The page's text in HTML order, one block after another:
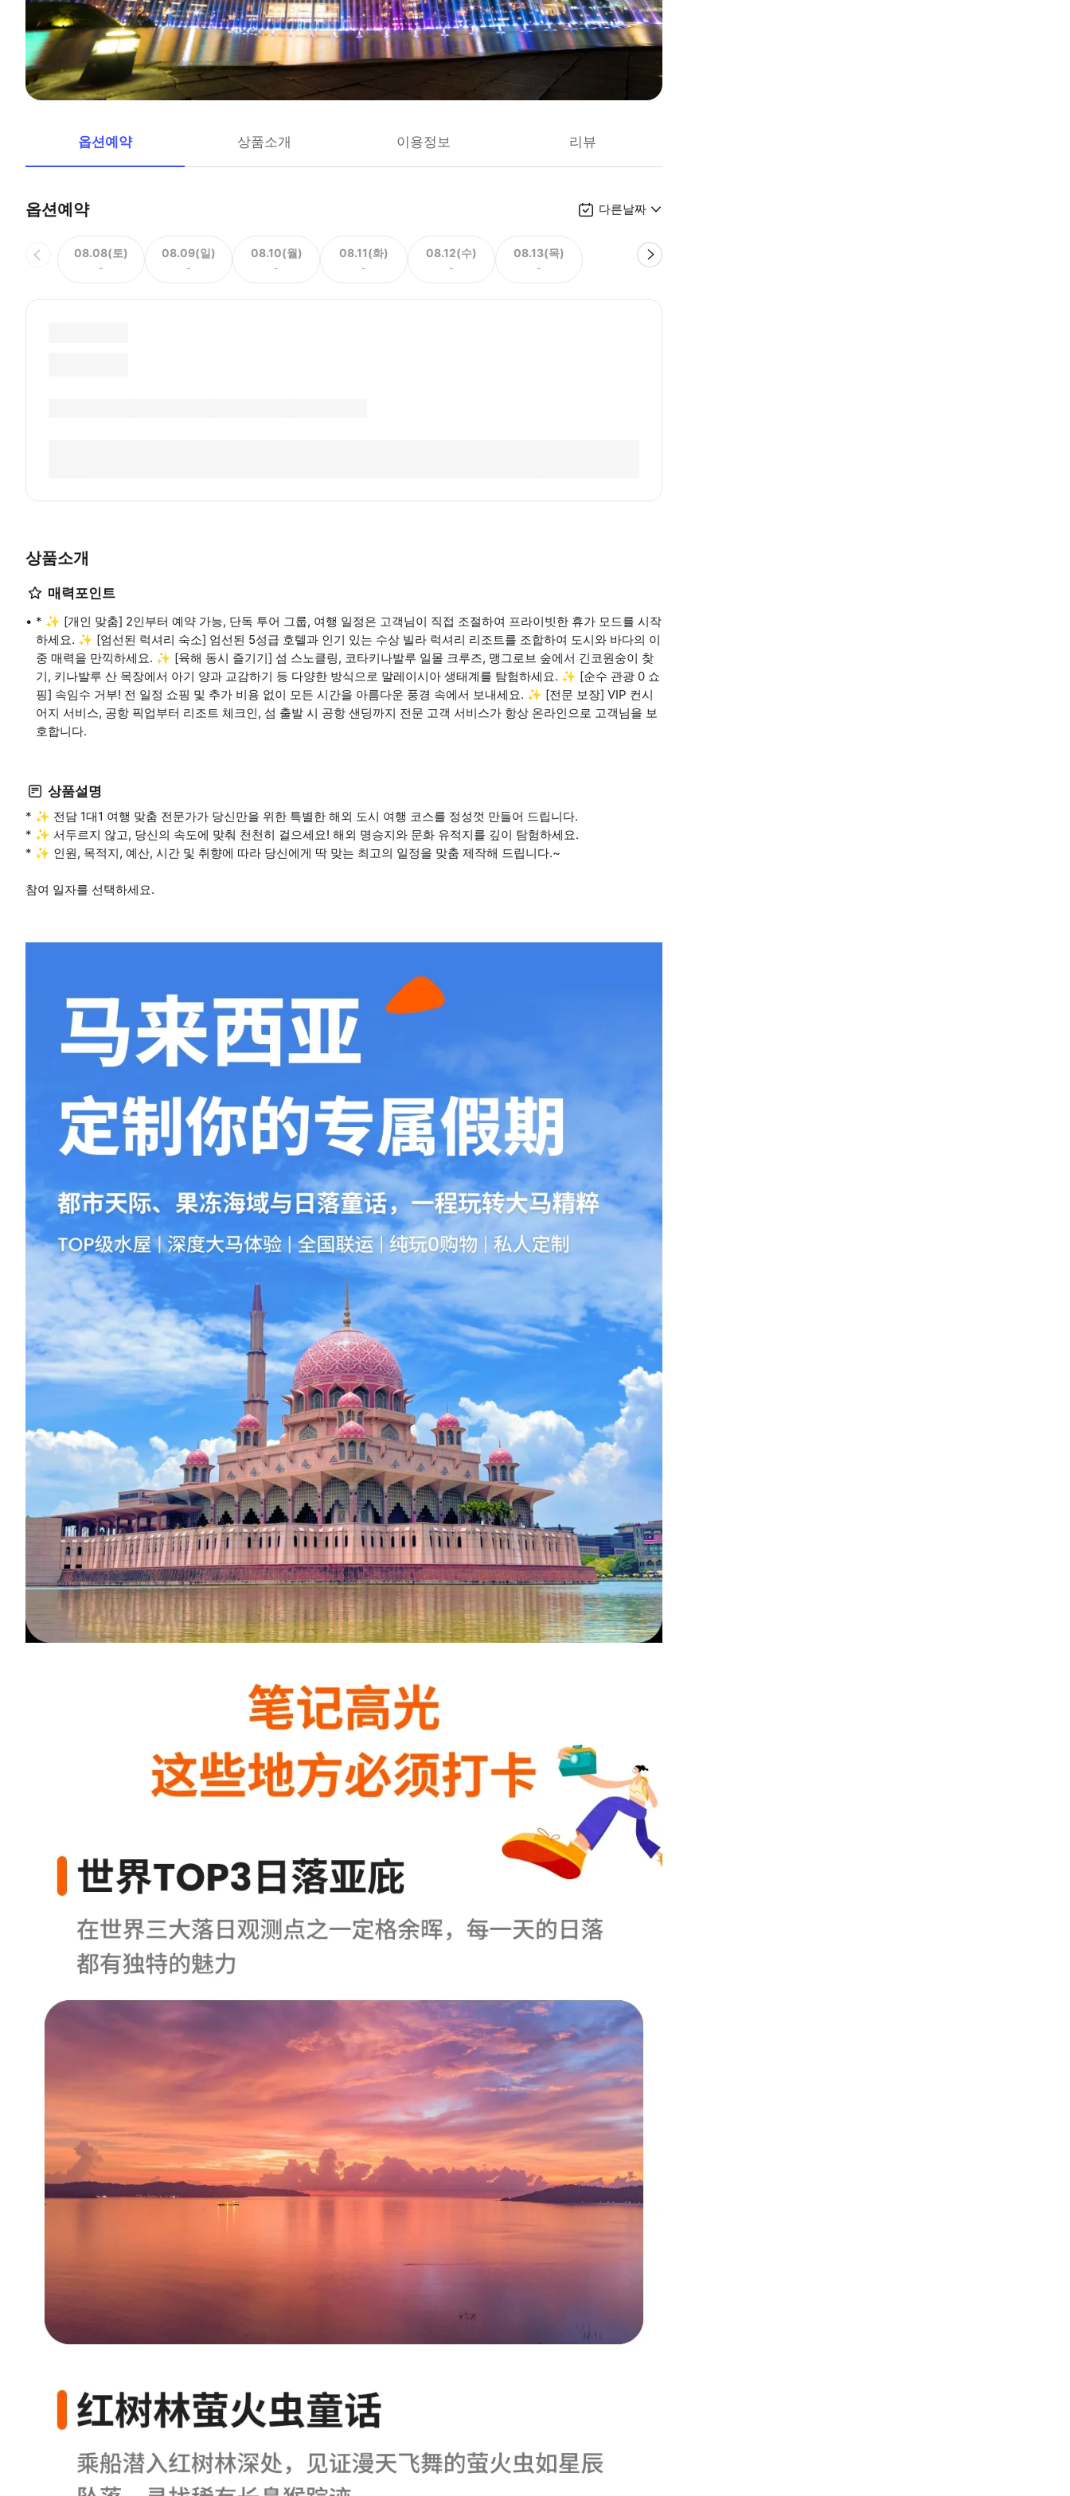
옵션예약 상품소개 이용정보 리뷰
옵션예약 다른날짜
08.08(토)
-
08.09(일)
-
08.10(월)
-
08.11(화)
-
08.12(수)
-
08.13(목)
-
상품소개
매력포인트
* ✨ [개인 맞춤] 2인부터 예약 가능, 단독 투어 그룹, 여행 일정은 고객님이 직접 조절하여 프라이빗한 휴가 모드를 시작
하세요. ✨ [엄선된 럭셔리 숙소] 엄선된 5성급 호텔과 인기 있는 수상 빌라 럭셔리 리조트를 조합하여 도시와 바다의 이
중 매력을 만끽하세요. ✨ [육해 동시 즐기기] 섬 스노클링, 코타키나발루 일몰 크루즈, 맹그로브 숲에서 긴코원숭이 찾
기, 키나발루 산 목장에서 아기 양과 교감하기 등 다양한 방식으로 말레이시아 생태계를 탐험하세요. ✨ [순수 관광 0 쇼
핑] 속임수 거부! 전 일정 쇼핑 및 추가 비용 없이 모든 시간을 아름다운 풍경 속에서 보내세요. ✨ [전문 보장] VIP 컨시
어지 서비스, 공항 픽업부터 리조트 체크인, 섬 출발 시 공항 샌딩까지 전문 고객 서비스가 항상 온라인으로 고객님을 보
호합니다.
상품설명
* ✨ 전담 1대1 여행 맞춤 전문가가 당신만을 위한 특별한 해외 도시 여행 코스를 정성껏 만들어 드립니다.
* ✨ 서두르지 않고, 당신의 속도에 맞춰 천천히 걸으세요! 해외 명승지와 문화 유적지를 깊이 탐험하세요.
* ✨ 인원, 목적지, 예산, 시간 및 취향에 따라 당신에게 딱 맞는 최고의 일정을 맞춤 제작해 드립니다.~
참여 일자를 선택하세요.